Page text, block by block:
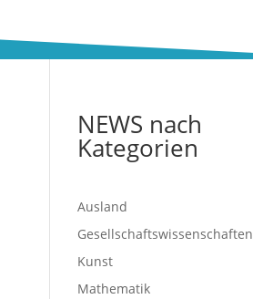
NEWS nach
Kategorien
Ausland
Gesellschaftswissenschaften
Kunst
Mathematik